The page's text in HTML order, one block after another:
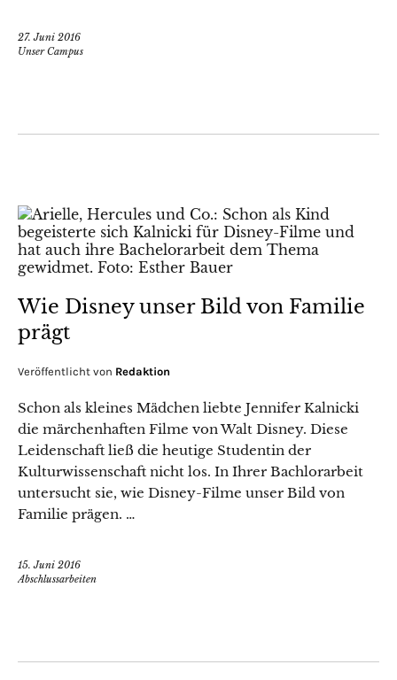
27. Juni 2016
Unser Campus
Wie Disney unser Bild von Familie
prägt
Veröffentlicht von Redaktion
Schon als kleines Mädchen liebte Jennifer Kalnicki
die märchenhaften Filme von Walt Disney. Diese
Leidenschaft ließ die heutige Studentin der
Kulturwissenschaft nicht los. In Ihrer Bachlorarbeit
untersucht sie, wie Disney-Filme unser Bild von
Familie prägen. …
15. Juni 2016
Abschlussarbeiten